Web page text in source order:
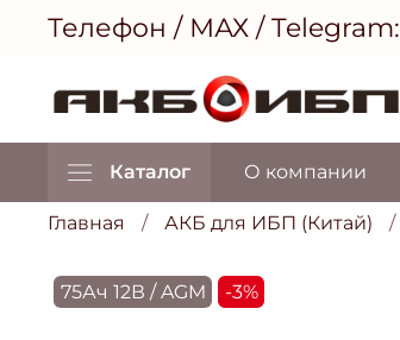
Телефон / МАХ / Telegram:
Каталог О компании
Главная АКБ для ИБП (Китай)
75Ач 12В / AGM -3%